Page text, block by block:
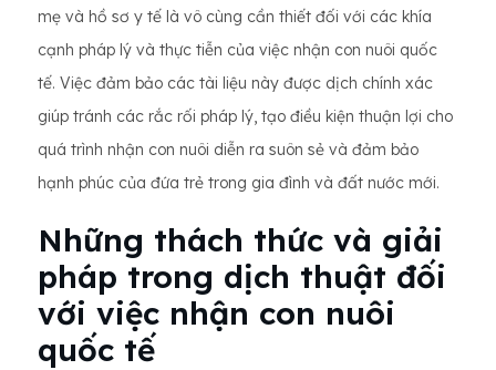
mẹ và hồ sơ y tế là vô cùng cần thiết đối với các khía
cạnh pháp lý và thực tiễn của việc nhận con nuôi quốc
tế. Việc đảm bảo các tài liệu này được dịch chính xác
giúp tránh các rắc rối pháp lý, tạo điều kiện thuận lợi cho
quá trình nhận con nuôi diễn ra suôn sẻ và đảm bảo
hạnh phúc của đứa trẻ trong gia đình và đất nước mới.
Những thách thức và giải
pháp trong dịch thuật đối
với việc nhận con nuôi
quốc tế